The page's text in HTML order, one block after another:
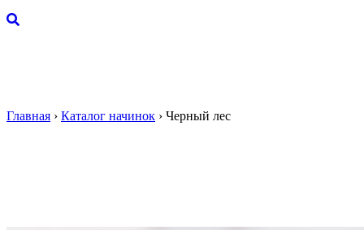
Главная › Каталог начинок › Черный лес